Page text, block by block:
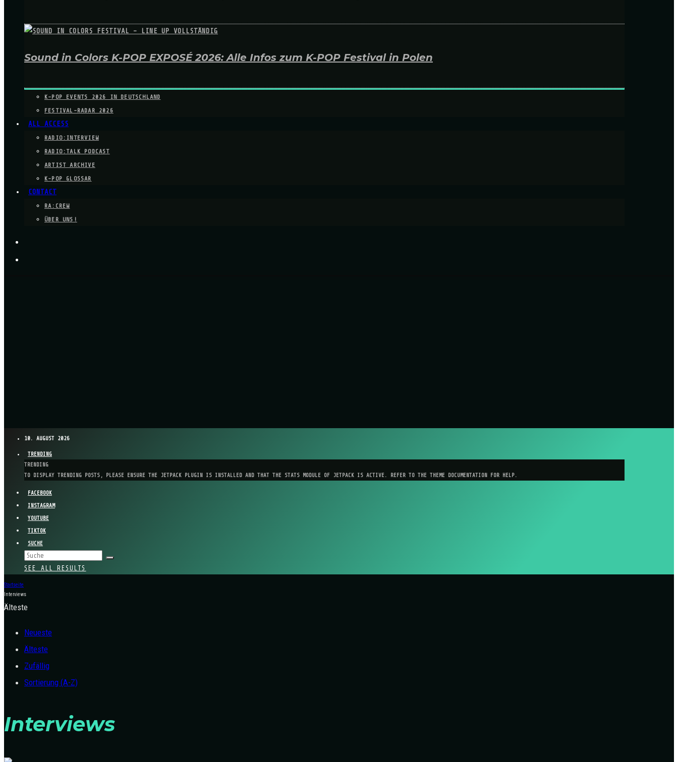
Sound in Colors K-POP EXPOSÉ 2026: Alle Infos zum K-POP Festival in Polen
K-POP EVENTS 2026 IN DEUTSCHLAND
FESTIVAL-RADAR 2026
ALL ACCESS
RADIO:INTERVIEW
RADIO:TALK PODCAST
ARTIST ARCHIVE
K-POP GLOSSAR
CONTACT
RA:CREW
ÜBER UNS!
10. AUGUST 2026
TRENDING
TRENDING
TO DISPLAY TRENDING POSTS, PLEASE ENSURE THE JETPACK PLUGIN IS INSTALLED AND THAT THE STATS MODULE OF JETPACK IS ACTIVE. REFER TO THE THEME DOCUMENTATION FOR HELP.
FACEBOOK
INSTAGRAM
YOUTUBE
TIKTOK
SUCHE
SEE ALL RESULTS
Startseite
Interviews
Älteste
Neueste
Älteste
Zufällig
Sortierung (A-Z)
Interviews